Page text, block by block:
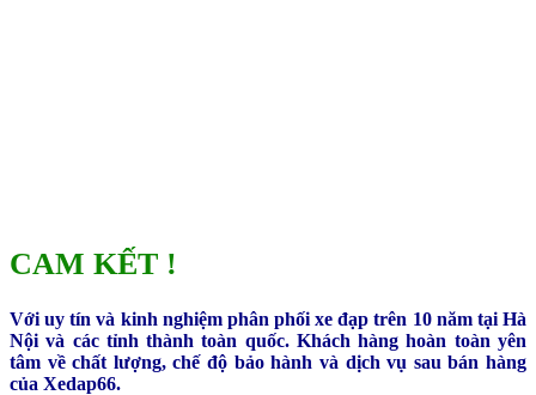
CAM KẾT !
Với uy tín và kinh nghiệm phân phối xe đạp trên 10 năm tại Hà
Nội và các tỉnh thành toàn quốc. Khách hàng hoàn toàn yên
tâm về chất lượng, chế độ bảo hành và dịch vụ sau bán hàng
của Xedap66.